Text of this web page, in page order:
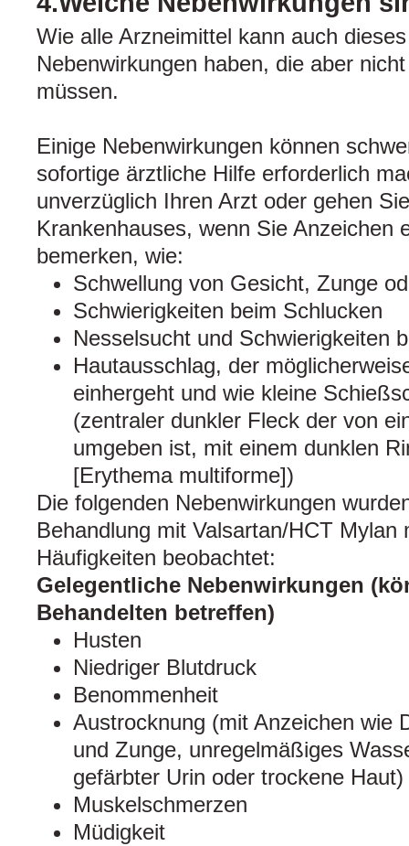
Wie alle Arzneimittel kann auch
Nebenwirkungen haben, die aber
müssen.
Einige Nebenwirkungen können
sofortige ärztliche Hilfe erforderlich
unverzüglich Ihren Arzt oder gehen
Krankenhauses, wenn Sie Anzeichen
bemerken, wie:
Schwellung von Gesicht, Zunge
Schwierigkeiten beim Schlucken
Nesselsucht und Schwierigkeiten
Hautausschlag, der
einhergeht und wie kleine
(zentraler dunkler Fleck der von
umgeben ist, mit einem dunklen
[Erythema multiforme])
Die folgenden Nebenwirkungen
Behandlung mit Valsartan/HCT Mylan
Häufigkeiten beobachtet:
Gelegentliche Nebenwirkungen
Behandelten betreffen)
Husten
Niedriger Blutdruck
Benommenheit
Austrocknung (mit Anzeichen wie
und Zunge, unregelmäßiges
gefärbter Urin oder trockene Haut)
Muskelschmerzen
Müdigkeit